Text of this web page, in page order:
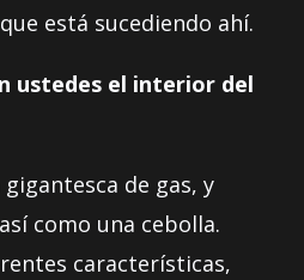
está sucediendo ahí.
ustedes el interior del
de gas, y
como una cebolla.
características,